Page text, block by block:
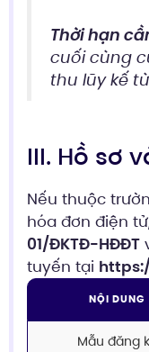
Thời hạn
cuối cùng
thu lũy kế
III. Hồ sơ
Nếu thuộc
hóa đơn điện
01/ĐKTĐ-HĐĐT
tuyến tại
NỘI DUNG
Mẫu đăng